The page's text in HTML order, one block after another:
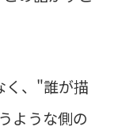
く、"誰が描
ような側の